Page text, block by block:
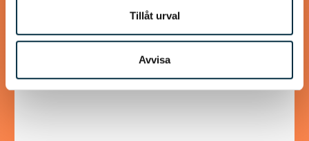
Tillåt urval
Avvisa